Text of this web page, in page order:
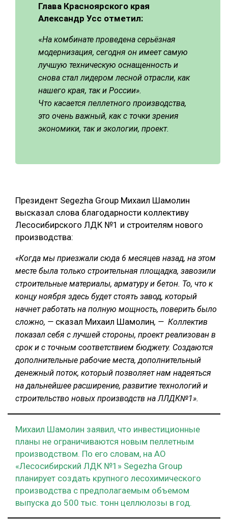
Глава Красноярского края
Александр Усс отметил:
«На комбинате проведена серьёзная
модернизация, сегодня он имеет самую
лучшую техническую оснащенность и
снова стал лидером лесной отрасли, как
нашего края, так и России».
Что касается пеллетного производства,
это очень важный, как с точки зрения
экономики, так и экологии, проект.
Президент Segezha Group Михаил Шамолин
высказал слова благодарности коллективу
Лесосибирского ЛДК №1 и строителям нового
производства:
«Когда мы приезжали сюда 6 месяцев назад, на этом
месте была только строительная площадка, завозили
строительные материалы, арматуру и бетон. То, что к
концу ноября здесь будет стоять завод, который
начнет работать на полную мощность, поверить было
сложно, — сказал Михаил Шамолин, — Коллектив
показал себя с лучшей стороны, проект реализован в
срок и с точным соответствием бюджету. Создаются
дополнительные рабочие места, дополнительный
денежный поток, который позволяет нам надеяться
на дальнейшее расширение, развитие технологий и
строительство новых производств на ЛЛДК№1».
Михаил Шамолин заявил, что инвестиционные
планы не ограничиваются новым пеллетным
производством. По его словам, на АО
«Лесосибирский ЛДК №1» Segezha Group
планирует создать крупного лесохимического
производства с предполагаемым объемом
выпуска до 500 тыс. тонн целлюлозы в год.